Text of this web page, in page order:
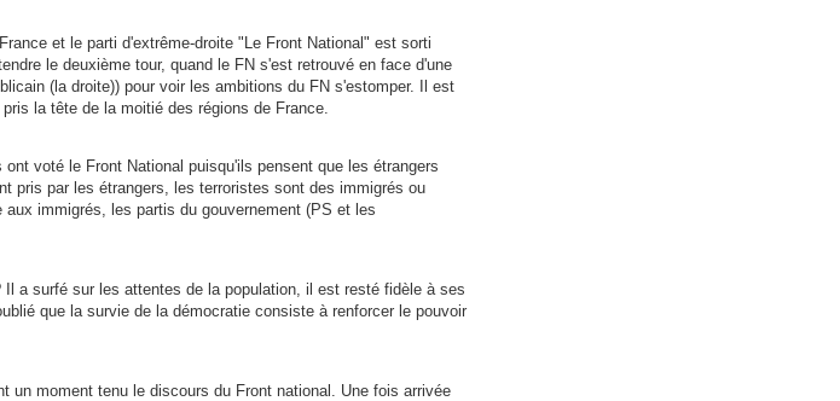
et le parti d'extrême-droite Le Front National
est sorti
le deuxième tour, quand le FN s'est retrouvé en face d'une
(la droite)) pour voir les ambitions du FN s'estomper. Il est
la tête de la moitié des régions de France.
voté le Front National puisqu'ils pensent que les étrangers
pris par les étrangers, les terroristes sont des immigrés ou
immigrés, les partis du gouvernement (PS et les
a surfé sur les attentes de la population, il est resté fidèle à ses
que la survie de la démocratie consiste à renforcer le pouvoir
moment tenu le discours du Front national. Une fois arrivée